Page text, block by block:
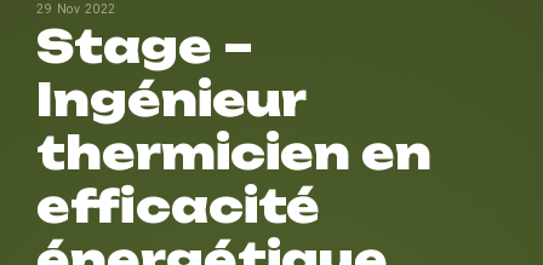
29 Nov 2022
Stage –
Ingénieur
thermicien en
efficacité